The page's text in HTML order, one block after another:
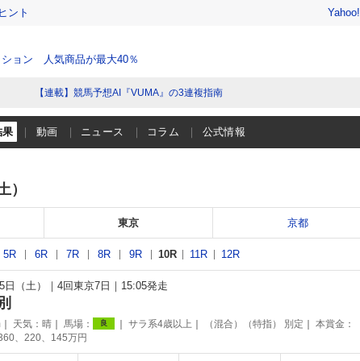
ント
ション 人気商品が最大40％
【連載】競馬予想AI『VUMA』の3連複指南
果 動画 ニュース コラム 公式情報
）
東京 京都
5R 6R 7R 8R 9R 10R 11R 12R
（土） 4回東京7日 15:05発走
天気： 晴 馬場： 良 サラ系4歳以上 （混合）（特指） 別定
本賞金：
、220、145万円